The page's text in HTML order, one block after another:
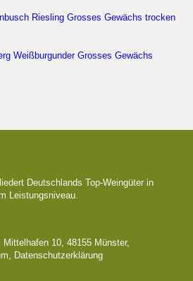
Riesling Grosses Gewächs trocken
Weißburgunder Grosses Gewächs
Deutschlands Top-Weingüter in
Leistungsniveau.
10, 48155 Münster,
, Datenschutzerklärung